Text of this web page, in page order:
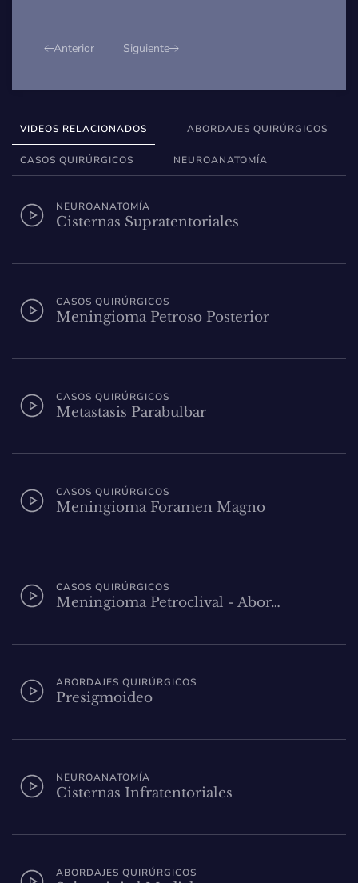
Anterior Siguiente
VIDEOS RELACIONADOS ABORDAJES QUIRÚRGICOS
CASOS QUIRÚRGICOS NEUROANATOMÍA
NEUROANATOMÍA
Cisternas Supratentoriales
CASOS QUIRÚRGICOS
Meningioma Petroso Posterior
CASOS QUIRÚRGICOS
Metastasis Parabulbar
CASOS QUIRÚRGICOS
Meningioma Foramen Magno
CASOS QUIRÚRGICOS
Meningioma Petroclival - Abor…
ABORDAJES QUIRÚRGICOS
Presigmoideo
NEUROANATOMÍA
Cisternas Infratentoriales
ABORDAJES QUIRÚRGICOS